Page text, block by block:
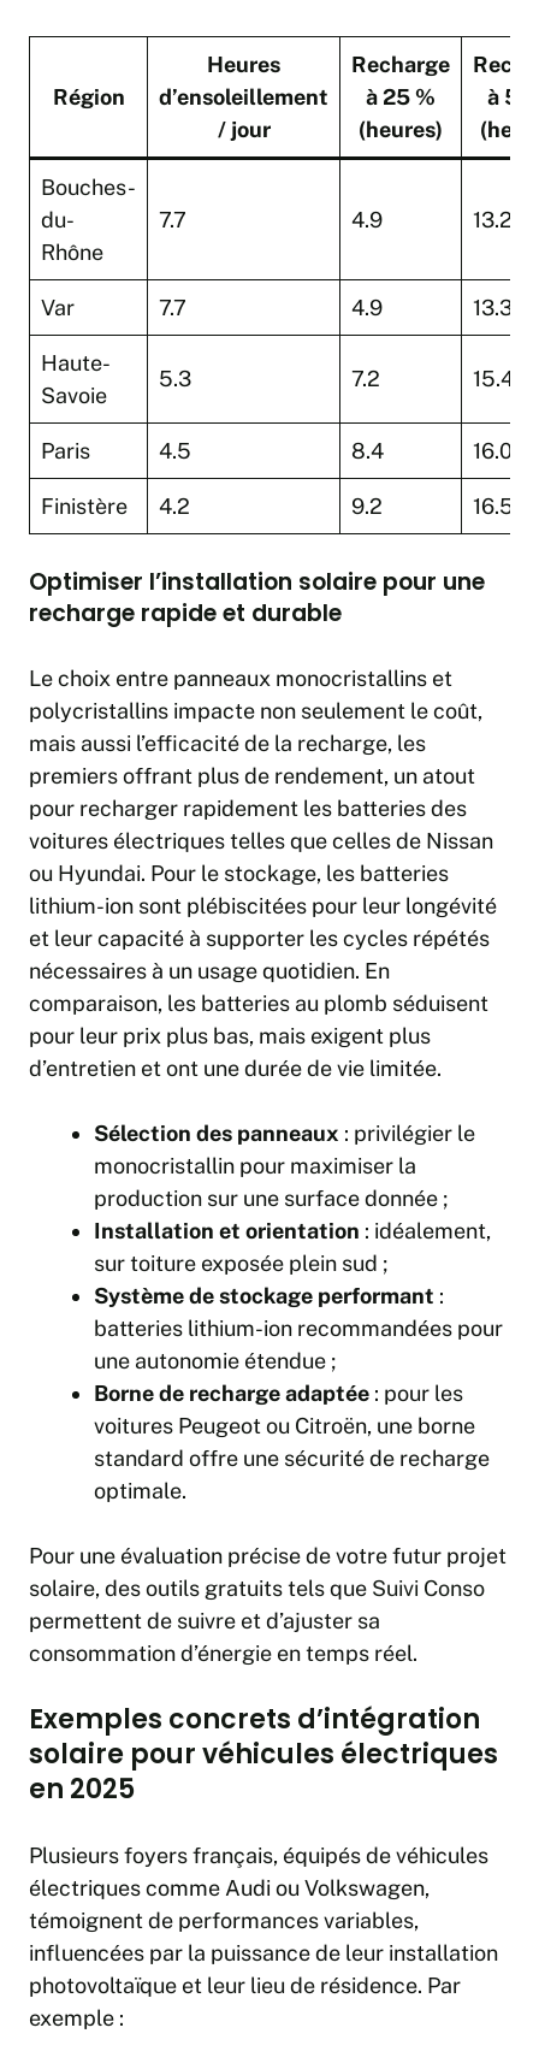
Région
Heures
d’ensoleillement
/ jour
Recharge
à 25 %
(heures)
à 50
Bouches-
du-
Rhône
7.7 4.9 13.2
Var 7.7 4.9 13.3
Haute-
Savoie
5.3 7.2 15.4
Paris 4.5 8.4 16.0
Finistère 4.2 9.2 16.5
Optimiser l’installation solaire pour une
recharge rapide et durable
Le choix entre panneaux monocristallins et
polycristallins impacte non seulement le coût,
mais aussi l’efficacité de la recharge, les
premiers offrant plus de rendement, un atout
pour recharger rapidement les batteries des
voitures électriques telles que celles de Nissan
ou Hyundai. Pour le stockage, les batteries
lithium-ion sont plébiscitées pour leur longévité
et leur capacité à supporter les cycles répétés
nécessaires à un usage quotidien. En
comparaison, les batteries au plomb séduisent
pour leur prix plus bas, mais exigent plus
d’entretien et ont une durée de vie limitée.
Sélection des panneaux : privilégier le
monocristallin pour maximiser la
production sur une surface donnée ;
Installation et orientation : idéalement,
sur toiture exposée plein sud ;
Système de stockage performant :
batteries lithium-ion recommandées pour
une autonomie étendue ;
Borne de recharge adaptée : pour les
voitures Peugeot ou Citroën, une borne
standard offre une sécurité de recharge
optimale.
Pour une évaluation précise de votre futur projet
solaire, des outils gratuits tels que Suivi Conso
permettent de suivre et d’ajuster sa
consommation d’énergie en temps réel.
Exemples concrets d’intégration
solaire pour véhicules électriques
en 2025
Plusieurs foyers français, équipés de véhicules
électriques comme Audi ou Volkswagen,
témoignent de performances variables,
influencées par la puissance de leur installation
photovoltaïque et leur lieu de résidence. Par
exemple :